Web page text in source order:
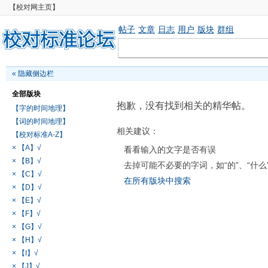
【校对网主页】
帖子 文章 日志 用户 版块 群组
« 隐藏侧边栏
全部版块
【字的时间地理】
【词的时间地理】
【校对标准A-Z】
× 【A】√
× 【B】√
× 【C】√
× 【D】√
× 【E】√
× 【F】√
× 【G】√
× 【H】√
× 【I】√
× 【J】√
抱歉，没有找到相关的精华帖。
相关建议：
看看输入的文字是否有误
去掉可能不必要的字词，如“的”、“什么
在所有版块中搜索